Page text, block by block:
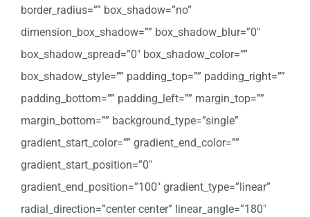
border_radius=”” box_shadow=”no”
dimension_box_shadow=”” box_shadow_blur=”0″
box_shadow_spread=”0″ box_shadow_color=””
box_shadow_style=”” padding_top=”” padding_right=””
padding_bottom=”” padding_left=”” margin_top=””
margin_bottom=”” background_type=”single”
gradient_start_color=”” gradient_end_color=””
gradient_start_position=”0″
gradient_end_position=”100″ gradient_type=”linear”
radial_direction=”center center” linear_angle=”180″